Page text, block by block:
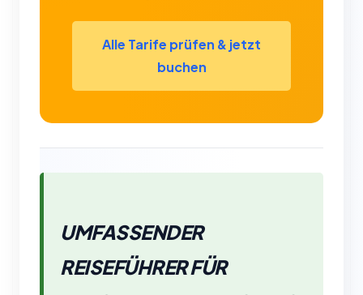
Alle Tarife prüfen & jetzt
buchen
UMFASSENDER
REISEFÜHRER FÜR